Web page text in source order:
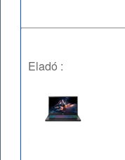
Eladó :